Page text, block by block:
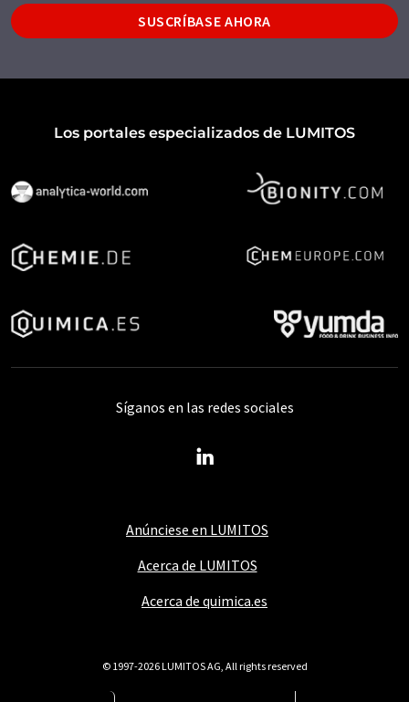
SUSCRÍBASE AHORA
Los portales especializados de LUMITOS
Anúnciese en LUMITOS
Acerca de LUMITOS
Acerca de quimica.es
Síganos en las redes sociales
© 1997-2026 LUMITOS AG, All rights reserved